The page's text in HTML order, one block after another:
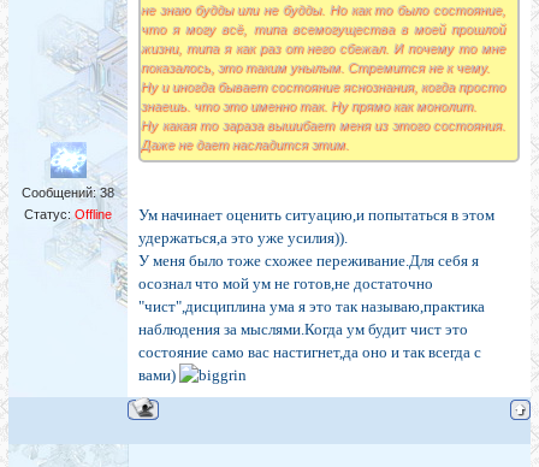
Сообщений:38
Статус: Offline
не знаю будды или не будды. Но как то было состояние,
что я могу всё, типа всемогущества в моей прошлой
жизни, типа я как раз от него сбежал. И почему то мне
показалось, это таким унылым. Стремится не к чему.
Ну и иногда бывает состояние яснознания, когда просто
знаешь. что это именно так. Ну прямо как монолит.
Ну какая то зараза вышибает меня из этого состояния.
Даже не дает насладится этим.
Ум начинает оценить ситуацию,и попытаться в этом
удержаться,а это уже усилия)).
У меня было тоже схожее переживание.Для себя я
осознал что мой ум не готов,не достаточно
"чист",дисциплина ума я это так называю,практика
наблюдения за мыслями.Когда ум будит чист это
состояние само вас настигнет,да оно и так всегда с
вами)